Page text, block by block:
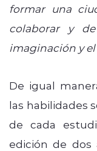
formar una
colaborar y
imaginación y
De igual
las habilidades
de cada
edición de dos